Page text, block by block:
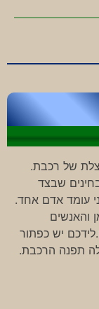
של רכבת.
שבצד
ובצד השני עומד אדם אחד.
והאנשים
יש כפתור
תפנה הרכבת.